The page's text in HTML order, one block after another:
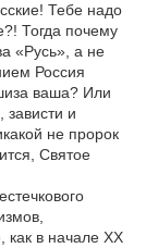
Тебе надо
Тогда почему
«Русь», а не
Россия
ваша? Или
зависти и
не пророк
Святое
как в начале XX